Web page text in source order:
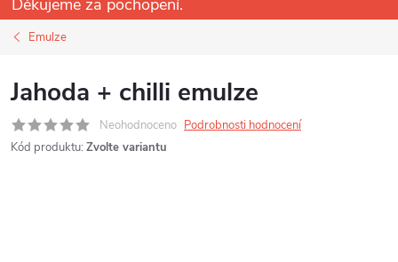
Děkujeme za pochopení.
Emulze
Jahoda + chilli emulze
Neohodnoceno Podrobnosti hodnocení
Kód produktu: Zvolte variantu